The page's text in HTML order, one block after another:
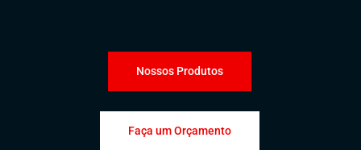
Nossos Produtos
Faça um Orçamento